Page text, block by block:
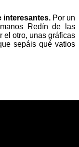
interesantes.Por un
Redín de las
el otro, unas gráficas
sepáis qué vatios